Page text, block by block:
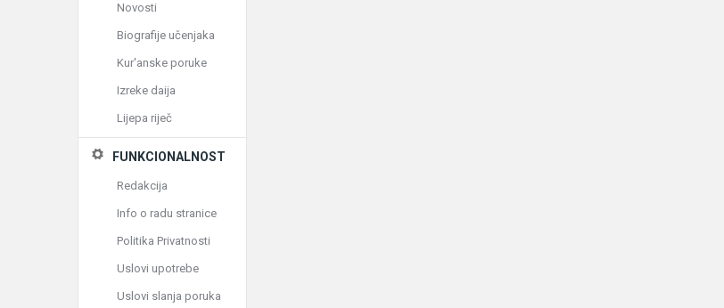
Novosti
Biografije učenjaka
Kur'anske poruke
Izreke daija
Lijepa riječ
FUNKCIONALNOST
Redakcija
Info o radu stranice
Politika Privatnosti
Uslovi upotrebe
Uslovi slanja poruka